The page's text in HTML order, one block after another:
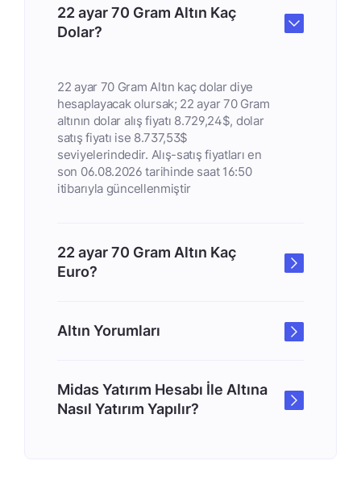
22 ayar 70 Gram Altın Kaç
Dolar?
22 ayar 70 Gram Altın kaç dolar diye
hesaplayacak olursak; 22 ayar 70 Gram
altının dolar alış fiyatı 8.729,24$, dolar
satış fiyatı ise 8.737,53$
seviyelerindedir. Alış-satış fiyatları en
son 06.08.2026 tarihinde saat 16:50
itibarıyla güncellenmiştir
22 ayar 70 Gram Altın Kaç
Euro?
Altın Yorumları
Midas Yatırım Hesabı İle Altına
Nasıl Yatırım Yapılır?